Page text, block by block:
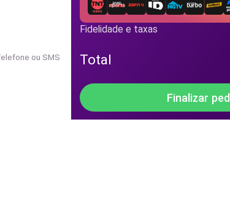
ou SMS
Fidelidade e taxas
Total
Finalizar